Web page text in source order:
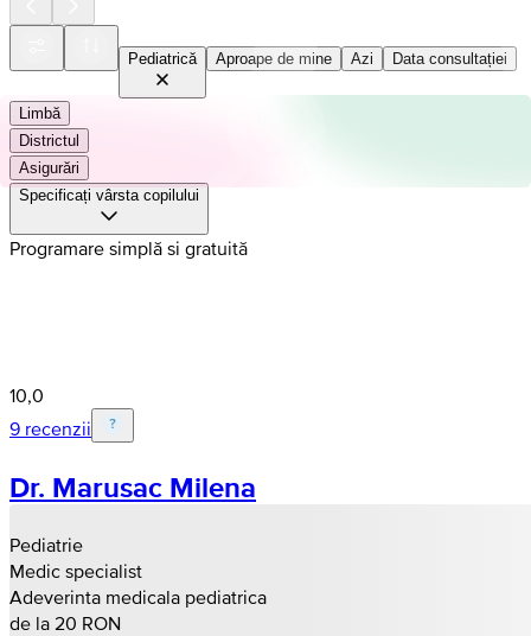
Pediatrică Aproape de mine Azi Data consultației
Limbă
Districtul
Asigurări
Specificați vârsta copilului
Programare simplă si gratuită
10,0
9 recenzii
Dr. Marusac Milena
Pediatrie
Medic specialist
Adeverinta medicala pediatrica
de la 20 RON